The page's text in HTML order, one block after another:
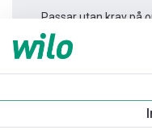
Passar utan krav på
Produktinformation